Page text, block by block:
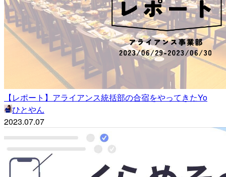
【レポート】アライアンス統括部の合宿をやってきたYo
ひとやん
2023.07.07